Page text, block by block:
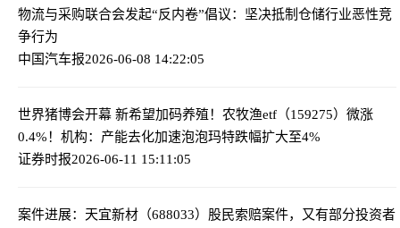
物流与采购联合会发起“反内卷”倡议：坚决抵制仓储行业恶性竞
争行为
中国汽车报2026-06-08 14:22:05
世界猪博会开幕 新希望加码养殖！农牧渔etf（159275）微涨
0.4%！机构：产能去化加速泡泡玛特跌幅扩大至4%
证券时报2026-06-11 15:11:05
案件进展：天宜新材（688033）股民索赔案件，又有部分投资者